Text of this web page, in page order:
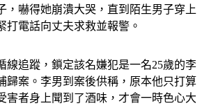
，嚇得她崩潰大哭，直到陌生男子穿上
打電話向丈夫求救並報警。
線追蹤，鎖定該名嫌犯是一名25歲的李
歸案。李男到案後供稱，原本他只打算
害者身上聞到了酒味，才會一時色心大